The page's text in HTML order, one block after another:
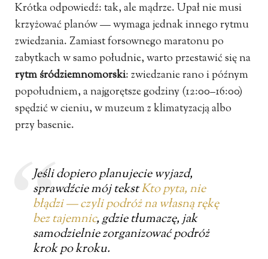
Krótka odpowiedź: tak, ale mądrze. Upał nie musi
krzyżować planów — wymaga jednak innego rytmu
zwiedzania. Zamiast forsownego maratonu po
zabytkach w samo południe, warto przestawić się na
rytm śródziemnomorski: zwiedzanie rano i późnym
popołudniem, a najgorętsze godziny (12:00–16:00)
spędzić w cieniu, w muzeum z klimatyzacją albo
przy basenie.
Jeśli dopiero planujecie wyjazd,
sprawdźcie mój tekstKto pyta, nie
błądzi — czyli podróż na własną rękę
bez tajemnic, gdzie tłumaczę, jak
samodzielnie zorganizować podróż
krok po kroku.